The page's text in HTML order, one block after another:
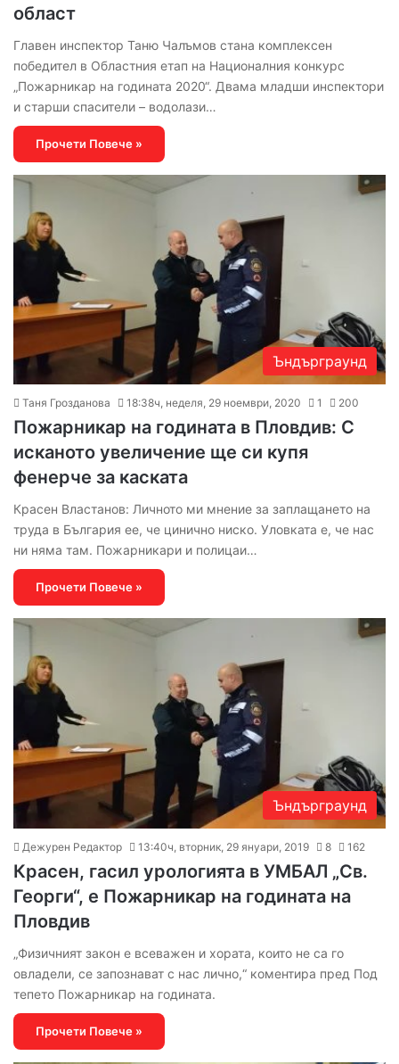
област
Главен инспектор Таню Чалъмов стана комплексен
победител в Областния етап на Националния конкурс
„Пожарникар на годината 2020“. Двама младши инспектори
и старши спасители – водолази…
Прочети Повече »
Ъндърграунд
Таня Грозданова 18:38ч, неделя, 29 ноември, 2020 1 200
Пожарникар на годината в Пловдив: С
исканото увеличение ще си купя
фенерче за каската
Красен Властанов: Личното ми мнение за заплащането на
труда в България ее, че цинично ниско. Уловката е, че нас
ни няма там. Пожарникари и полицаи…
Прочети Повече »
Ъндърграунд
Дежурен Редактор 13:40ч, вторник, 29 януари, 2019 8 162
Красен, гасил урологията в УМБАЛ „Св.
Георги“, е Пожарникар на годината на
Пловдив
„Физичният закон е всеважен и хората, които не са го
овладели, се запознават с нас лично,“ коментира пред Под
тепето Пожарникар на годината.
Прочети Повече »